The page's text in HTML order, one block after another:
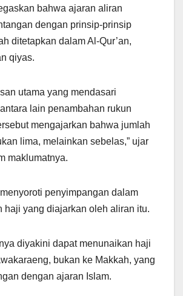
bahwa ajaran aliran
dengan prinsip-prinsip
ditetapkan dalam Al-Qur’an,
qiyas.
utama yang mendasari
lain penambahan rukun
mengajarkan bahwa jumlah
lima, melainkan sebelas,” ujar
maklumatnya.
penyimpangan dalam
haji yang diajarkan oleh aliran itu.
diyakini dapat menunaikan haji
bukan ke Makkah, yang
dengan ajaran Islam.